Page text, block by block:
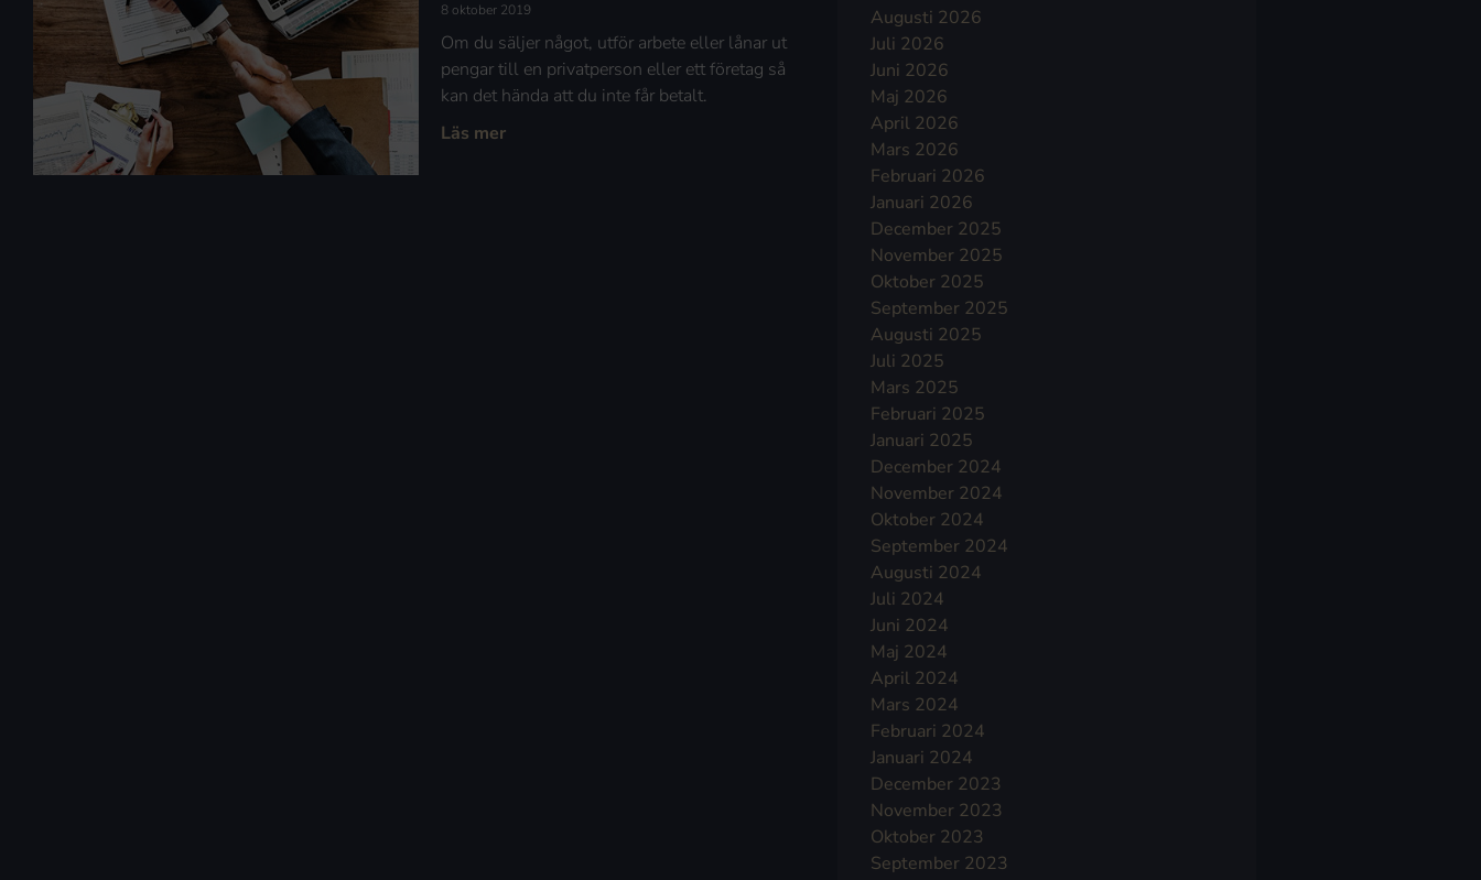
8 oktober 2019
Om du säljer något, utför arbete eller lånar ut
pengar till en privatperson eller ett företag så
kan det hända att du inte får betalt.
Läs mer
Augusti 2026
Juli 2026
Juni 2026
Maj 2026
April 2026
Mars 2026
Februari 2026
Januari 2026
December 2025
November 2025
Oktober 2025
September 2025
Augusti 2025
Juli 2025
Mars 2025
Februari 2025
Januari 2025
December 2024
November 2024
Oktober 2024
September 2024
Augusti 2024
Juli 2024
Juni 2024
Maj 2024
April 2024
Mars 2024
Februari 2024
Januari 2024
December 2023
November 2023
Oktober 2023
September 2023